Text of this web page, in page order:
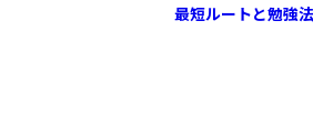
最短ルートと勉強法